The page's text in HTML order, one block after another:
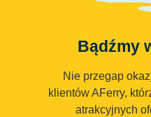
Nie przegap
klientów AFerry,
atrakcyjnych